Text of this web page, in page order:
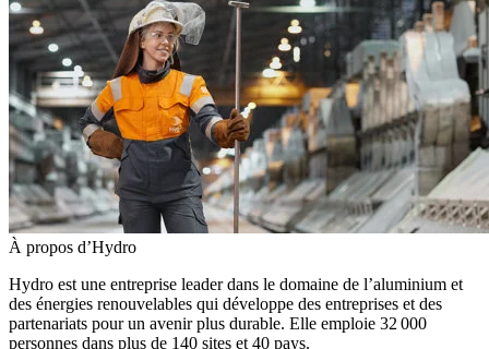
À propos d’Hydro
Hydro est une entreprise leader dans le domaine de l’aluminium et
des énergies renouvelables qui développe des entreprises et des
partenariats pour un avenir plus durable. Elle emploie 32 000
personnes dans plus de 140 sites et 40 pays.